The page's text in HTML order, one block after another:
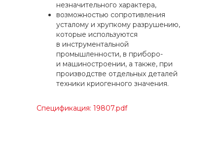
незначительного характера,
возможностью сопротивления
усталому и хрупкому разрушению,
которые используются
в инструментальной
промышленности, в приборо-
и машиностроении, а также, при
производстве отдельных деталей
техники криогенного значения.
Спецификация: 19807.pdf